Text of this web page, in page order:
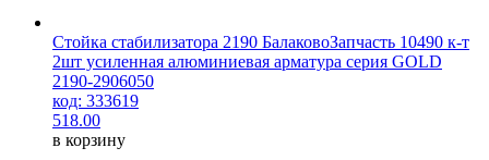
Стойка стабилизатора 2190 БалаковоЗапчасть 10490 к-т
2шт усиленная алюминиевая арматура серия GOLD
2190-2906050
код: 333619
518.00
в корзину